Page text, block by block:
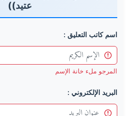
عتيد))
اسم كاتب التعليق :
المرجو ملء خانة الإسم
البريد الإلكتروني :